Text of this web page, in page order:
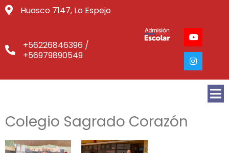
Huasco 7147, Lo Espejo
+56226846396 /
+56979890549
Colegio Sagrado Corazón